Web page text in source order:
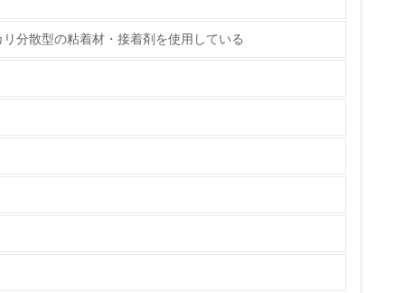
使用量削減の取り組みを行っている
画を立てている
分散型の粘着材・接着剤を使用している